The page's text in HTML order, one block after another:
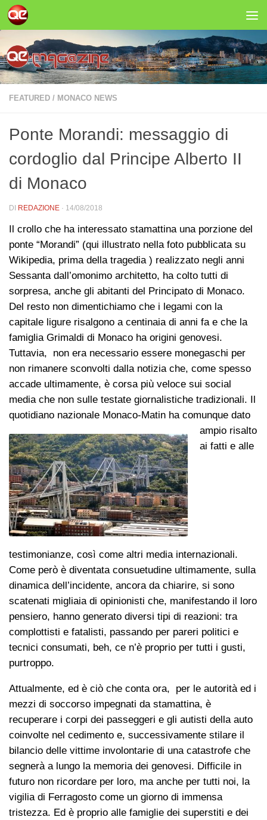
Salta al contenuto
FEATURED / MONACO NEWS
Ponte Morandi: messaggio di
cordoglio dal Principe Alberto II
di Monaco
DI REDAZIONE · 14/08/2018
Il crollo che ha interessato stamattina una porzione del
ponte “Morandi” (qui illustrato nella foto pubblicata su
Wikipedia, prima della tragedia ) realizzato negli anni
Sessanta dall’omonimo architetto, ha colto tutti di
sorpresa, anche gli abitanti del Principato di Monaco.
Del resto non dimentichiamo che i legami con la
capitale ligure risalgono a centinaia di anni fa e che la
famiglia Grimaldi di Monaco ha origini genovesi.
Tuttavia, non era necessario essere monegaschi per
non rimanere sconvolti dalla notizia che, come spesso
accade ultimamente, è corsa più veloce sui social
media che non sulle testate giornalistiche tradizionali. Il
quotidiano nazionale Monaco-Matin ha comunque dato
ampio risalto
ai fatti e alle
testimonianze, così come altri media internazionali.
Come però è diventata consuetudine ultimamente, sulla
dinamica dell’incidente, ancora da chiarire, si sono
scatenati migliaia di opinionisti che, manifestando il loro
pensiero, hanno generato diversi tipi di reazioni: tra
complottisti e fatalisti, passando per pareri politici e
tecnici consumati, beh, ce n’è proprio per tutti i gusti,
purtroppo.
Attualmente, ed è ciò che conta ora, per le autorità ed i
mezzi di soccorso impegnati da stamattina, è
recuperare i corpi dei passeggeri e gli autisti della auto
coinvolte nel cedimento e, successivamente stilare il
bilancio delle vittime involontarie di una catastrofe che
segnerà a lungo la memoria dei genovesi. Difficile in
futuro non ricordare per loro, ma anche per tutti noi, la
vigilia di Ferragosto come un giorno di immensa
tristezza. Ed è proprio alle famiglie dei superstiti e dei